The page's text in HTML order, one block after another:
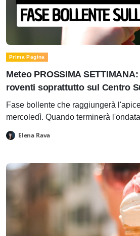
Prima Pagina
Meteo PROSSIMA
roventi soprattutto sul Centro
Fase bollente che raggiungerà
mercoledì. Quando terminerà
Elena Rava